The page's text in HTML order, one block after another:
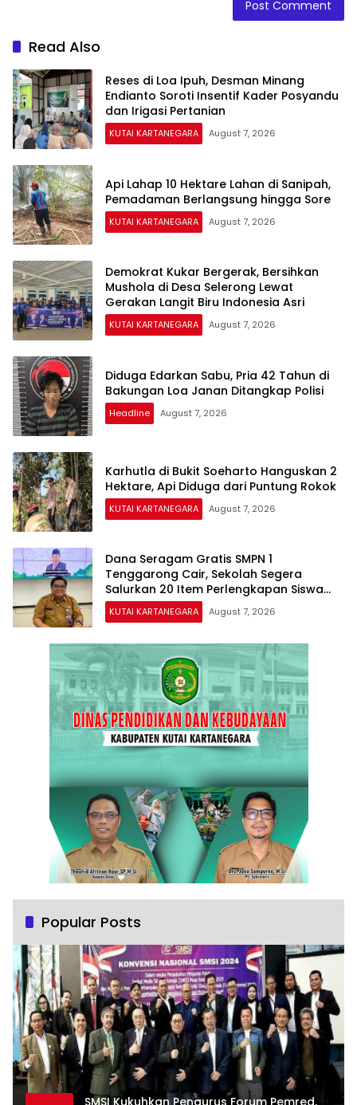
Read Also
Reses di Loa Ipuh, Desman Minang
Endianto Soroti Insentif Kader Posyandu
dan Irigasi Pertanian
KUTAI KARTANEGARA August 7, 2026
Api Lahap 10 Hektare Lahan di Sanipah,
Pemadaman Berlangsung hingga Sore
KUTAI KARTANEGARA August 7, 2026
Demokrat Kukar Bergerak, Bersihkan
Mushola di Desa Selerong Lewat
Gerakan Langit Biru Indonesia Asri
KUTAI KARTANEGARA August 7, 2026
Diduga Edarkan Sabu, Pria 42 Tahun di
Bakungan Loa Janan Ditangkap Polisi
Headline August 7, 2026
Karhutla di Bukit Soeharto Hanguskan 2
Hektare, Api Diduga dari Puntung Rokok
KUTAI KARTANEGARA August 7, 2026
Dana Seragam Gratis SMPN 1
Tenggarong Cair, Sekolah Segera
Salurkan 20 Item Perlengkapan Siswa
Baru
KUTAI KARTANEGARA August 7, 2026
Popular Posts
SMSI Kukuhkan Pengurus Forum Pemred,